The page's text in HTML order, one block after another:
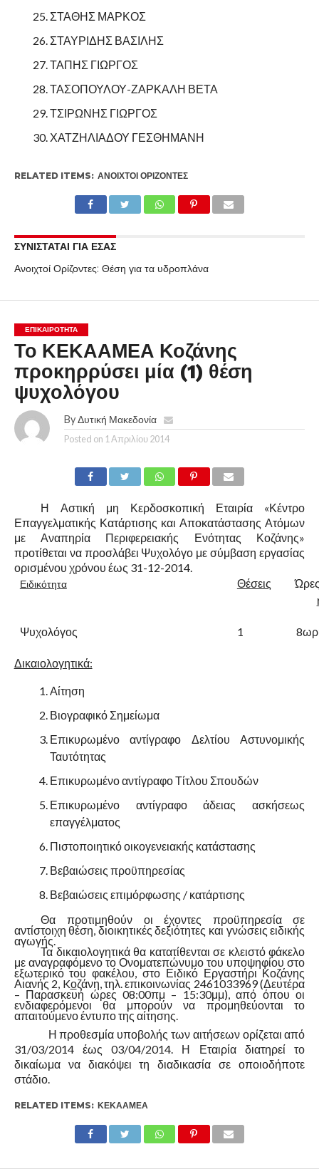
ΣΤΑΘΗΣ ΜΑΡΚΟΣ
ΣΤΑΥΡΙΔΗΣ ΒΑΣΙΛΗΣ
ΤΑΠΗΣ ΓΙΩΡΓΟΣ
ΤΑΣΟΠΟΥΛΟΥ-ΖΑΡΚΑΛΗ ΒΕΤΑ
ΤΣΙΡΩΝΗΣ ΓΙΩΡΓΟΣ
ΧΑΤΖΗΛΙΑΔΟΥ ΓΕΣΘΗΜΑΝΗ
RELATED ITEMS: ΑΝΟΙΧΤΟΊ ΟΡΊΖΟΝΤΕΣ
ΣΥΝΙΣΤΑΤΑΙ ΓΙΑ ΕΣΑΣ
Ανοιχτοί Ορίζοντες: Θέση για τα υδροπλάνα
ΕΠΙΚΑΙΡΟΤΗΤΑ
Το ΚΕΚΑΑΜΕΑ Κοζάνης
προκηρρύσει μία (1) θέση
ψυχολόγου
By Δυτική Μακεδονία
Posted on 1 Απριλίου 2014
Η Αστική μη Κερδοσκοπική Εταιρία «Κέντρο
Επαγγελματικής Κατάρτισης και Αποκατάστασης Ατόμων
με Αναπηρία Περιφερειακής Ενότητας Κοζάνης»
προτίθεται να προσλάβει Ψυχολόγο με σύμβαση εργασίας
ορισμένου χρόνου έως 31-12-2014.
Ειδικότητα Θέσεις
Ψυχολόγος 1
Δικαιολογητικά:
Αίτηση
Βιογραφικό Σημείωμα
Επικυρωμένο αντίγραφο Δελτίου Αστυνομικής
Ταυτότητας
Επικυρωμένο αντίγραφο Τίτλου Σπουδών
Επικυρωμένο αντίγραφο άδειας ασκήσεως
επαγγέλματος
Πιστοποιητικό οικογενειακής κατάστασης
Βεβαιώσεις προϋπηρεσίας
Βεβαιώσεις επιμόρφωσης / κατάρτισης
Θα προτιμηθούν οι έχοντες προϋπηρεσία σε
αντίστοιχη θέση, διοικητικές δεξιότητες και γνώσεις ειδικής
αγωγής.
Τα δικαιολογητικά θα κατατίθενται σε κλειστό φάκελο
με αναγραφόμενο το Ονοματεπώνυμο του υποψηφίου στο
εξωτερικό του φακέλου, στο Ειδικό Εργαστήρι Κοζάνης
Αιανής 2, Kοζάνη, τηλ. επικοινωνίας 2461033969 (Δευτέρα
– Παρασκευή ώρες 08:00πμ – 15:30μμ), από όπου οι
ενδιαφερόμενοι θα μπορούν να προμηθεύονται το
απαιτούμενο έντυπο της αίτησης.
Η προθεσμία υποβολής των αιτήσεων ορίζεται από
31/03/2014 έως 03/04/2014. Η Εταιρία διατηρεί το
δικαίωμα να διακόψει τη διαδικασία σε οποιοδήποτε
στάδιο.
RELATED ITEMS: ΚΕΚΑΑΜΕΑ